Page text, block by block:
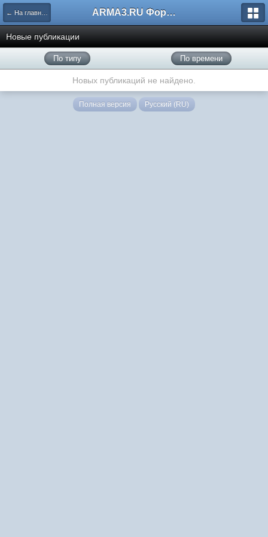
← На главную ARMA3.RU Форум
Новые публикации
По типу По времени
Новых публикаций не найдено.
Полная версия Русский (RU)